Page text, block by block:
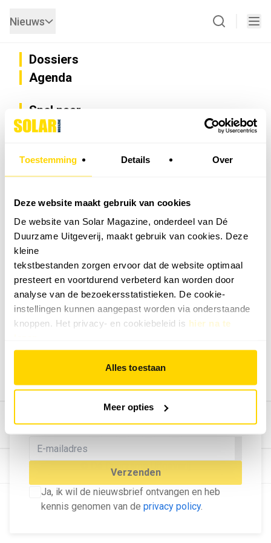
Toestemming Details Over
Deze website maakt gebruik van cookies
De website van Solar Magazine, onderdeel van Dé
Duurzame Uitgeverij, maakt gebruik van cookies. Deze
kleine
tekstbestanden zorgen ervoor dat de website optimaal
presteert en voortdurend verbeterd kan worden door
analyse van de bezoekersstatistieken. De cookie-
instellingen kunnen aangepast worden via onderstaande
knoppen. Het privacy- en cookiebeleid is hier na te
Alles toestaan
Meer opties
MELD U AAN VOOR ONZE
NIEUWSBRIEF
Blijf op de hoogte van het laatste nieuws!
Verzenden
Ja, ik wil de nieuwsbrief ontvangen en heb
kennis genomen van de privacy policy.
Nieuws
Dossiers
Agenda
Snel naar
Privacy
Nieuwsbrief
Vacatures
Installateurzoeker
Cookievoorkeuren wijzigen
English
Geef ons feedback
Vertel ons wat je van onze website vindt.
Tip de redactie
Bekijk hier de mogelijkheden.
© Dé Duurzame Uitgeverij